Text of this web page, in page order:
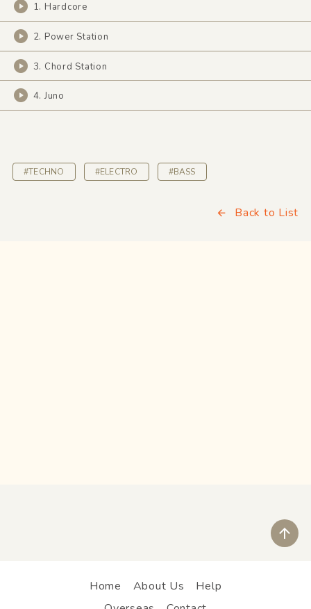
1. Hardcore
2. Power Station
3. Chord Station
4. Juno
#TECHNO #ELECTRO #BASS
Back to List
Home About Us
Help